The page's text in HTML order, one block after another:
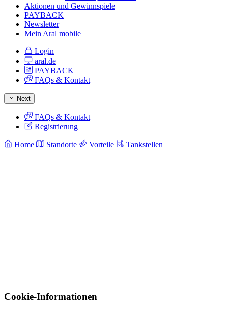
Aktionen und Gewinnspiele
PAYBACK
Newsletter
Mein Aral mobile
Login
aral.de
PAYBACK
FAQs & Kontakt
Next
FAQs & Kontakt
Registrierung
Home Standorte Vorteile Tankstellen
Cookie-Informationen